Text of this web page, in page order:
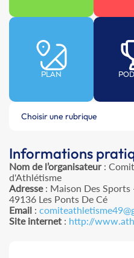
PLAN
Choisir une rubrique
Informations
Nom de l’organisateur:
d'Athlétisme
Adresse: Maison Des Sports
49136 Les Ponts De Cé
Email :
Site internet : http://